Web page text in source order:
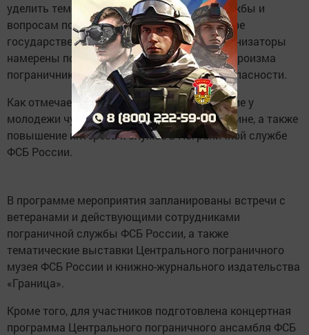
уделить теме значимости пограничной службы и
вопросам популяризации профессий в сфере
государственной безопасности. Также организаторы
намерены показать примеры мужества и героизма
пограничников и сотрудников органов безопасности.
Как отмечается, цель акции — формирование у
молодежи чувства любви и уважения к Родине, а также
повышение интереса к службе в Пограничной службе
ФСБ России.
В программе мероприятия запланированы встречи с
ветеранами и действующими сотрудниками
пограничной службы ФСБ России, а также
тематические выставки Центрального пограничного
музея ФСБ России и книжно-журнального издательства
«Граница».
Кроме того, для участников подготовлена концертная
программа Центрального пограничного ансамбля ФСБ